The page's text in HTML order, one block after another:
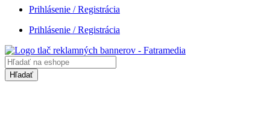
Prihlásenie / Registrácia
Prihlásenie / Registrácia
Products
search
Hľadať